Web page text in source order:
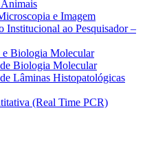
e Imagem
Institucional ao Pesquisador –
Biologia Molecular
Biologia Molecular
Lâminas Histopatológicas
(Real Time PCR)